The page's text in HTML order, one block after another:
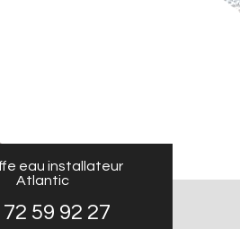
eau installateur
Atlantic
72 59 92 27